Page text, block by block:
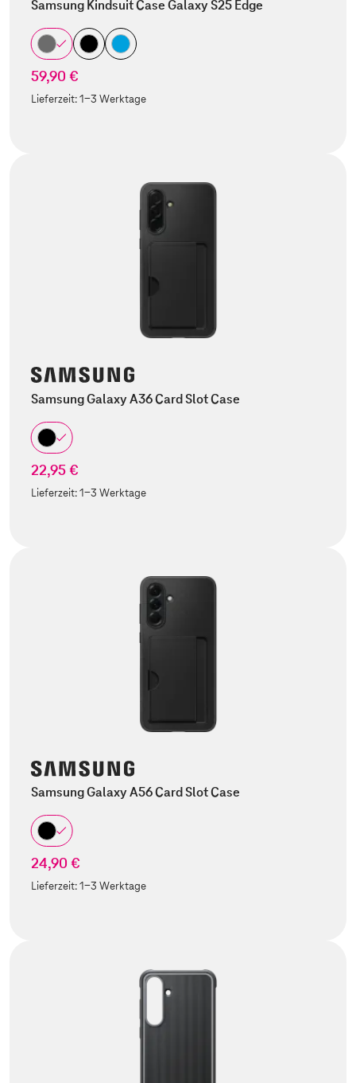
Samsung Kindsuit Case Galaxy S25 Edge
59,90 €
Lieferzeit:1-3 Werktage
Samsung Galaxy A36 Card Slot Case
22,95 €
Lieferzeit:1-3 Werktage
Samsung Galaxy A56 Card Slot Case
24,90 €
Lieferzeit:1-3 Werktage